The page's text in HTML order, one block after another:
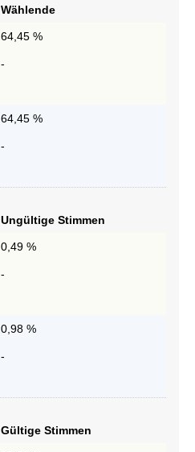
Wählende
64,45 %
-
64,45 %
-
Ungültige Stimmen
0,49 %
-
0,98 %
-
Gültige Stimmen